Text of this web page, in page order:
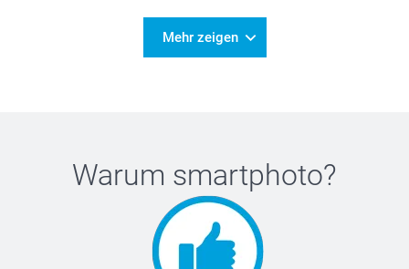
Mehr zeigen
Warum smartphoto?